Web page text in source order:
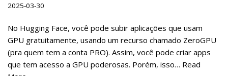
2025-03-30
No Hugging Face, você pode subir aplicações que usam
GPU gratuitamente, usando um recurso chamado ZeroGPU
(pra quem tem a conta PRO). Assim, você pode criar apps
que tem acesso a GPU poderosas. Porém, isso… Read